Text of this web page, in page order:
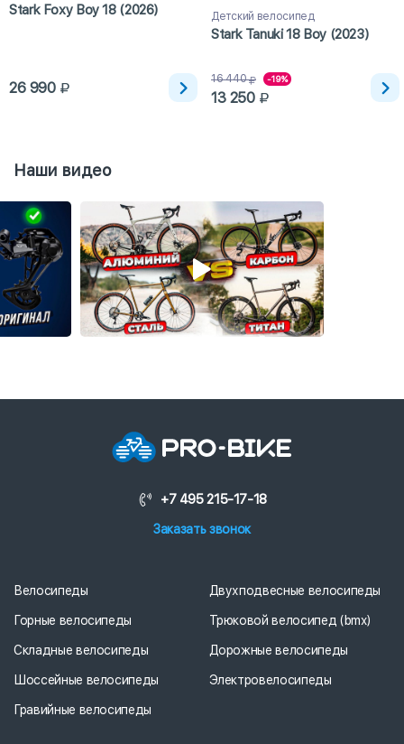
Stark Foxy Boy 18 (2026)
26 990
Детский велосипед
Stark Tanuki 18 Boy (2023)
16 440 -19%
13 250
Наши видео
+7 495 215-17-18
Заказать звонок
Велосипеды
Горные велосипеды
Складные велосипеды
Шоссейные велосипеды
Гравийные велосипеды
Двухподвесные велосипеды
Трюковой велосипед (bmx)
Дорожные велосипеды
Электровелосипеды